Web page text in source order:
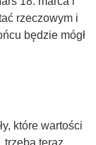
rzeczowym i
będzie mógł
które wartości
trzeba teraz